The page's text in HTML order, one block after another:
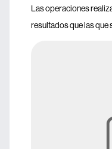
Las operaciones
resultados que las que